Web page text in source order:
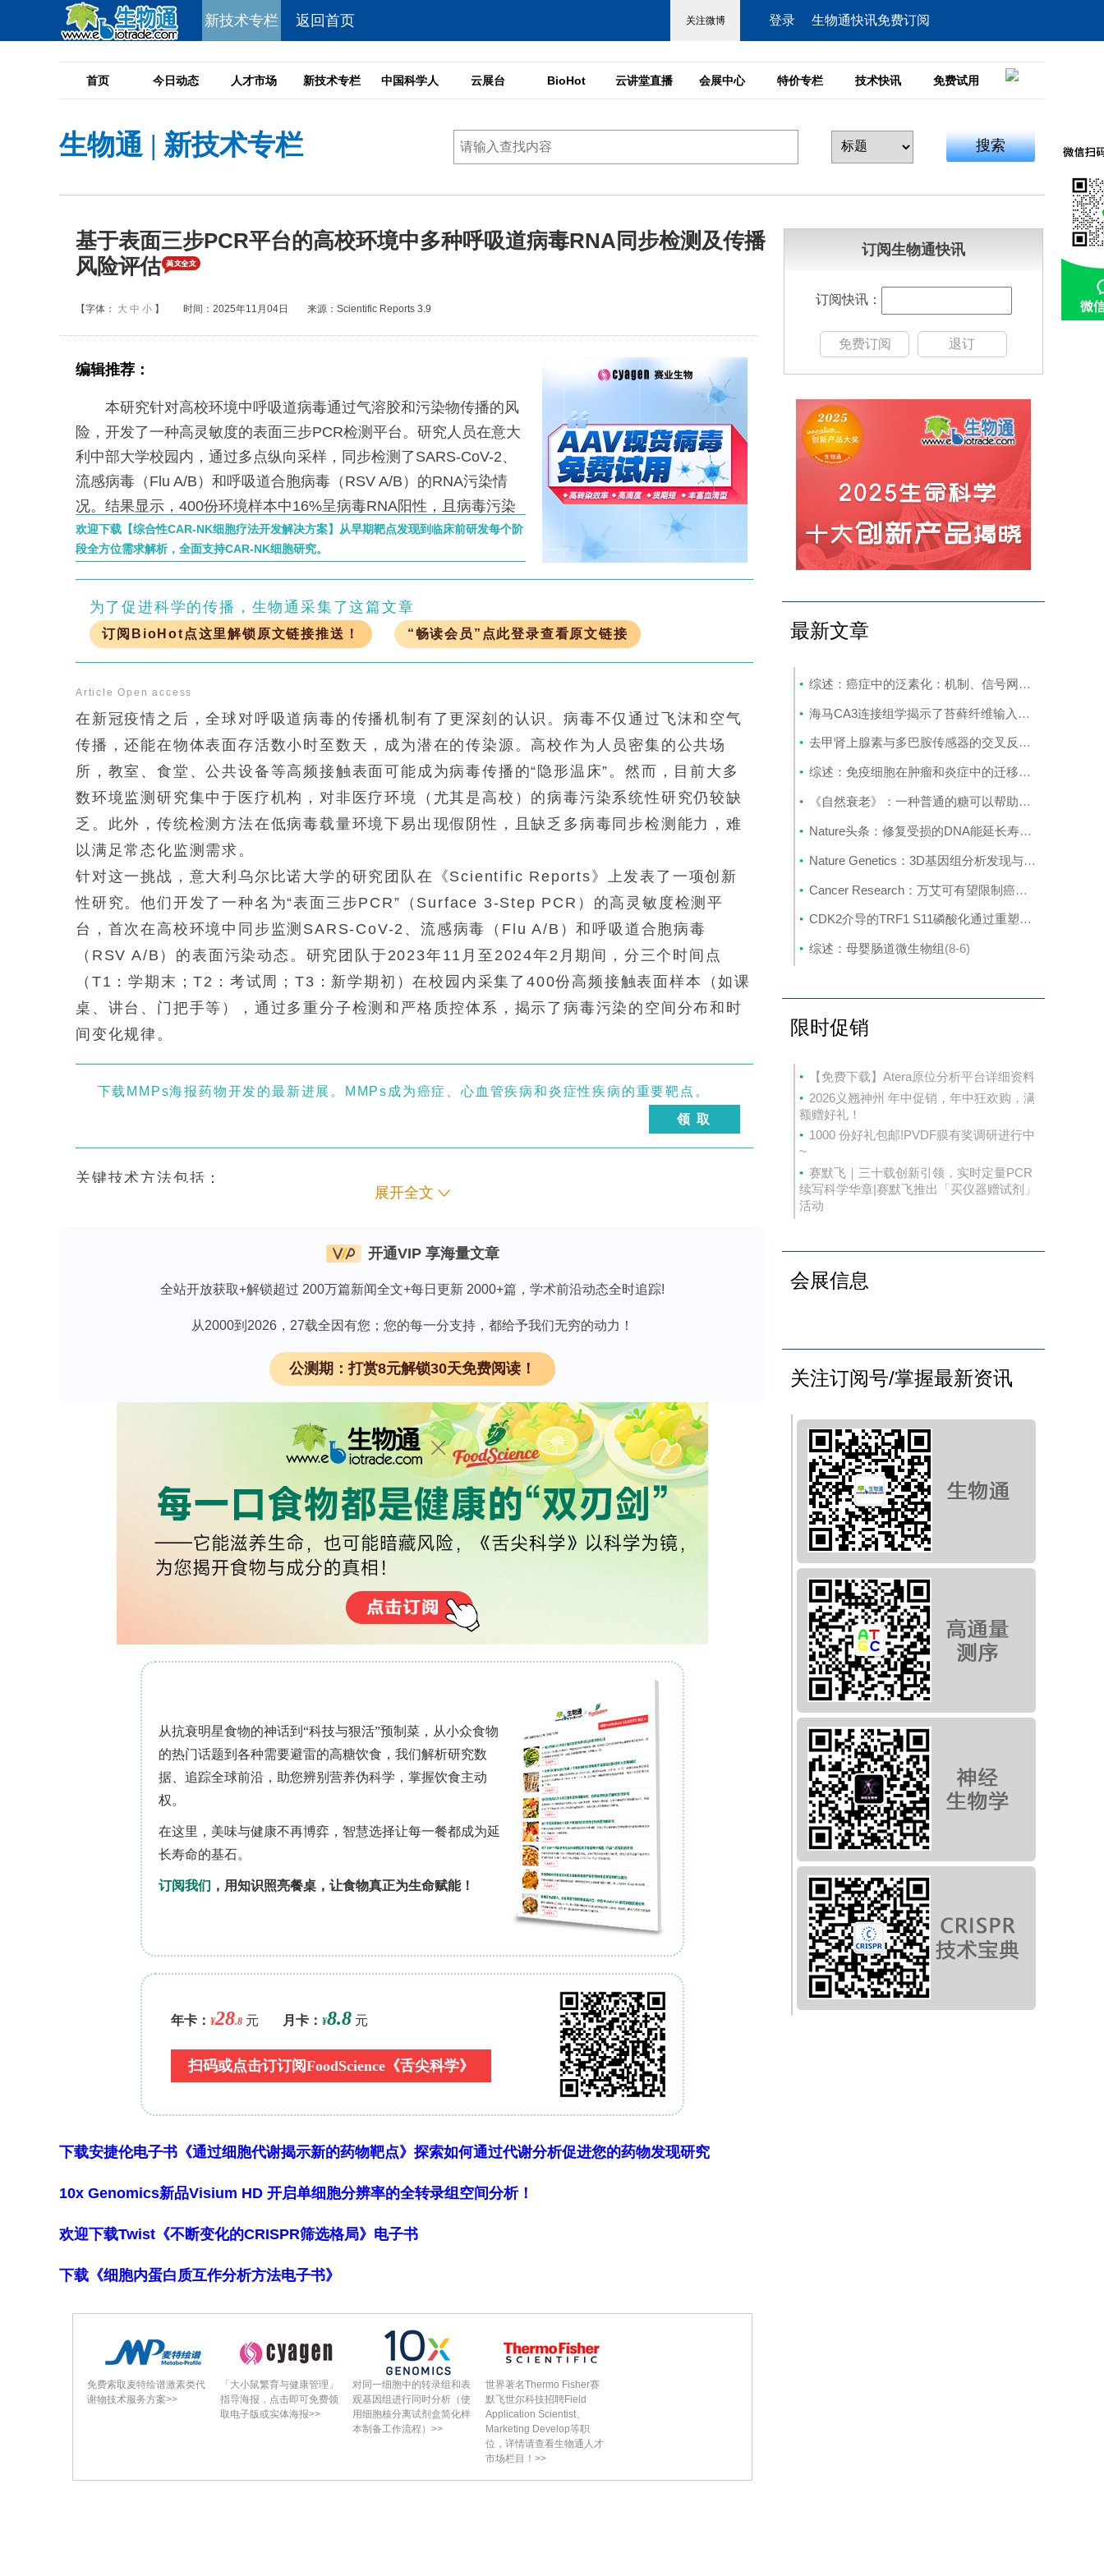
新技术专栏 返回首页 登录 生物通快讯免费订阅
首页 今日动态 人才市场 新技术专栏 中国科学人 云展台 BioHot 云讲堂直播 会展中心 特价专栏 技术快讯 免费试用
生物通 | 新技术专栏 搜索
基于表面三步PCR平台的高校环境中多种呼吸道病毒RNA同步检测及传播
风险评估
【字体： 大 中 小 】 时间：2025年11月04日 来源：Scientific Reports 3.9
编辑推荐：
本研究针对高校环境中呼吸道病毒通过气溶胶和污染物传播的风
险，开发了一种高灵敏度的表面三步PCR检测平台。研究人员在意大
利中部大学校园内，通过多点纵向采样，同步检测了SARS-CoV-2、
流感病毒（Flu A/B）和呼吸道合胞病毒（RSV A/B）的RNA污染情
况。结果显示，400份环境样本中16%呈病毒RNA阳性，且病毒污染
率与教室规模呈负相关（小教室22% vs 大教室11%）。该平台通过
引入合成RNA内参（IPC）和人类内源基因（RNase P、Rpp40）双
重质控，将检测灵敏度提升至98%，为高校等非医疗场所的早期预警
和精准干预提供了技术支撑。
欢迎下载【综合性CAR-NK细胞疗法开发解决方案】从早期靶点发现到临床前研发每个阶
段全方位需求解析，全面支持CAR-NK细胞研究。
为了促进科学的传播，生物通采集了这篇文章
订阅BioHot点这里解锁原文链接推送！ “畅读会员”点此登录查看原文链接
Article Open access
在新冠疫情之后，全球对呼吸道病毒的传播机制有了更深刻的认识。病毒不仅通过飞沫和空气
传播，还能在物体表面存活数小时至数天，成为潜在的传染源。高校作为人员密集的公共场
所，教室、食堂、公共设备等高频接触表面可能成为病毒传播的“隐形温床”。然而，目前大多
数环境监测研究集中于医疗机构，对非医疗环境（尤其是高校）的病毒污染系统性研究仍较缺
乏。此外，传统检测方法在低病毒载量环境下易出现假阴性，且缺乏多病毒同步检测能力，难
以满足常态化监测需求。
针对这一挑战，意大利乌尔比诺大学的研究团队在《Scientific Reports》上发表了一项创新
性研究。他们开发了一种名为“表面三步PCR”（Surface 3-Step PCR）的高灵敏度检测平
台，首次在高校环境中同步监测SARS-CoV-2、流感病毒（Flu A/B）和呼吸道合胞病毒
（RSV A/B）的表面污染动态。研究团队于2023年11月至2024年2月期间，分三个时间点
（T1：学期末；T2：考试周；T3：新学期初）在校园内采集了400份高频接触表面样本（如课
桌、讲台、门把手等），通过多重分子检测和严格质控体系，揭示了病毒污染的空间分布和时
间变化规律。
下载MMPs海报药物开发的最新进展。MMPs成为癌症、心血管疾病和炎症性疾病的重要靶点。
领 取
关键技术方法包括：
因）、多病毒联检试剂盒（靶向SARS-CoV-2的ORF1b/N基因、Flu A/B的M1/NS2基因、
RSV A/B的M基因）以及SYBR Green qPCR（检测人类Rpp40基因作为内源参比）。
研究发现在三个采样时间点中，病毒RNA总阳性率从T1的20%下降至T3的8%，其中SARS-
CoV-2是主要污染物（占总阳性样本的14%）。值得注意的是，流感病毒和RSV的检出集中在
冬季高发期（T2和T3），与流行病学季节特征一致。进一步分析显示，SARS-CoV-2的Ct值
随时间显著上升（p=0.0199），提示病毒载量逐步降低。
通过引入三重质控系统（IPC、RNase P、Rpp40），研究将无效样本率从7.8%降至2.3%，
成IPC在部分环境样本中的不稳定性，显著降低了假阴性风险。
污染的空间分布特征
病毒污染率与教室规模密切相关：小教室（容纳<40人）的阳性率最高（22%），中等教室
（14%）和大教室（11%）依次递减。从具体位置看，学生课桌和教师讲台是污染热点（分别
检出39例和18例阳性），而厕所、自动售货机按钮等区域未检出病毒，可能与清洁频率和人员
停留时间差异有关。
多靶标检测的互补性
研究还发现，针对SARS-CoV-2的两个检测靶标（RdRp和ORF1b/N）结果存在部分差异：
40.7%的阳性样本仅被RdRp检测到，29.6%仅被ORF1b/N检测到。这种差异可能与病毒RNA
降解或引物结合效率有关，凸显了多靶标联合检测在低载量环境样本中的必要性。
本研究通过高灵敏度分子监测平台，证实了高校环境中呼吸道病毒表面污染的普遍性和动态变
化。小教室和课桌等高频接触区域是干预重点，而冬季学期初和考试周是强化清洁的关键时
段。该策略不仅为高校疫情防控提供了数据支持，更开创了非医疗场所病毒环境监测的新范
式。未来，将此类监测与流行病学数据结合，可构建更精准的早期预警系统，尤其在保护易感
人群和降低聚集性感染风险方面具有重要价值。
打赏
展开全文
开通VIP 享海量文章
全站开放获取+解锁超过 200万篇新闻全文+每日更新 2000+篇，学术前沿动态全时追踪!
从2000到2026，27载全因有您；您的每一分支持，都给予我们无穷的动力！
公测期：打赏8元解锁30天免费阅读！
下载安捷伦电子书《通过细胞代谢揭示新的药物靶点》探索如何通过代谢分析促进您的药物发现研究
10x Genomics新品Visium HD 开启单细胞分辨率的全转录组空间分析！
欢迎下载Twist《不断变化的CRISPR筛选格局》电子书
下载《细胞内蛋白质互作分析方法电子书》
免费索取麦特绘谱激素类代
谢物技术服务方案>>
「大小鼠繁育与健康管理」
指导海报，点击即可免费领
取电子版或实体海报>>
揭秘单细胞测序-深入了解
这项正在改变我们开展科学
研究的技术>>
世界著名Thermo Fisher赛
默飞世尔科技招聘Field
Application Scientist、
Marketing Develop等职
位，详情请查看生物通人才
市场栏目！>>
订阅生物通快讯
订阅快讯：
免费订阅 退订
最新文章
综述：癌症中的泛素化：机制、信号网络及潜在的治疗机会
海马CA3连接组学揭示了苔藓纤维输入梯度及对锥体细胞的选择性前馈抑制
去甲肾上腺素与多巴胺传感器的交叉反应取决于局部神经支配密度
综述：免疫细胞在肿瘤和炎症中的迁移：分子机制与治疗靶点
《自然衰老》：一种普通的糖可以帮助癌细胞挣脱并扩散
Nature头条：修复受损的DNA能延长寿命吗？
Nature Genetics：3D基因组分析发现与克罗恩病相关的新基因
Cancer Research：万艾可有望限制癌症转移
CDK2介导的TRF1 S11磷酸化通过重塑端粒染色质促进DNA损伤修复
综述：母婴肠道微生物组(8-6)
限时促销
【免费下载】Atera原位分析平台详细资料
2026义翘神州 年中促销，年中狂欢购，满
额赠好礼！
1000 份好礼包邮!PVDF膜有奖调研进行中
~
赛默飞｜三十载创新引领，实时定量PCR
续写科学华章|赛默飞推出「买仪器赠试剂」
活动
会展信息
关注订阅号/掌握最新资讯